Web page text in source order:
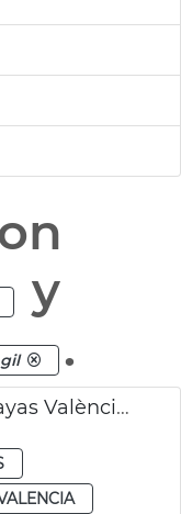
y
.
Dispositivo salvamento playas València eclipse